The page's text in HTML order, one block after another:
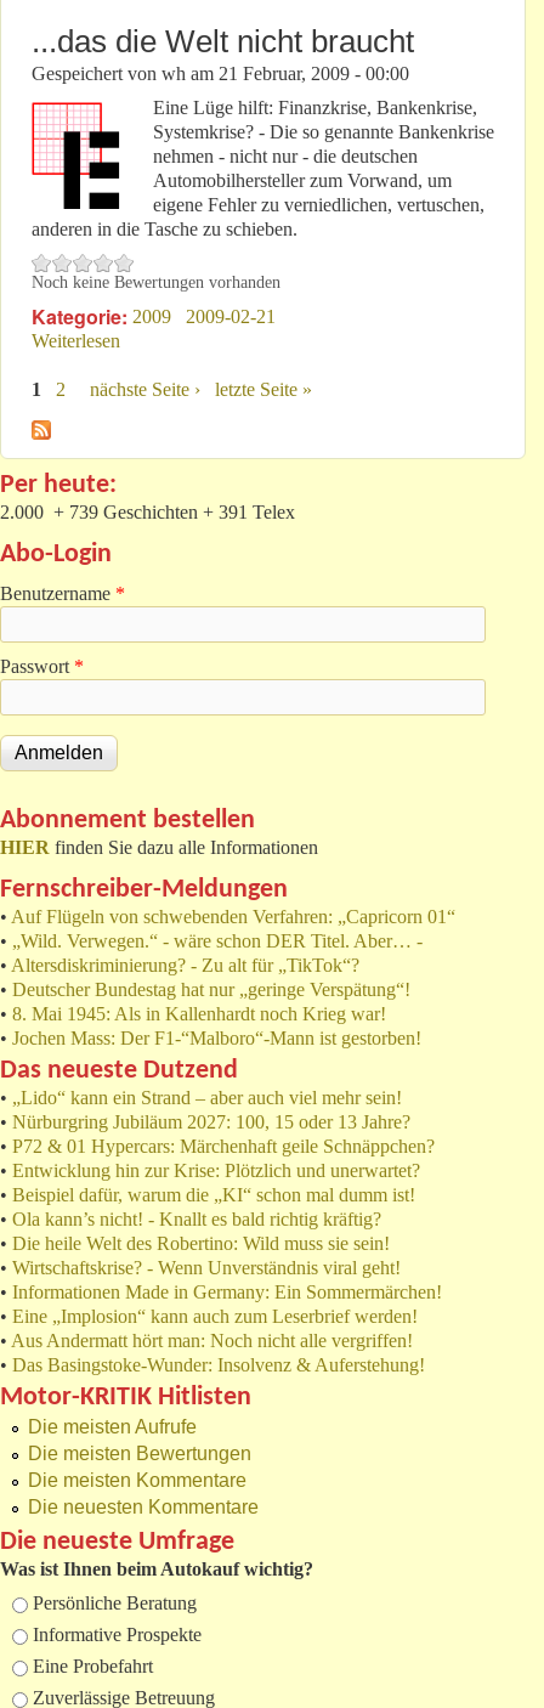
...das die Welt nicht braucht
Gespeichert von wh am 21 Februar, 2009 - 00:00
Eine Lüge hilft: Finanzkrise, Bankenkrise,
Systemkrise? - Die so genannte Bankenkrise
nehmen - nicht nur - die deutschen
Automobilhersteller zum Vorwand, um
eigene Fehler zu verniedlichen, vertuschen,
anderen in die Tasche zu schieben.
Noch keine Bewertungen vorhanden
Kategorie: 2009
2009-02-21
Weiterlesen
Seiten
1 2 nächste Seite › letzte Seite »
Per heute:
2.000 + 739 Geschichten + 391 Telex
Abo-Login
Benutzername *
Passwort *
Abonnement bestellen
HIER finden Sie dazu alle Informationen
Fernschreiber-Meldungen
• Auf Flügeln von schwebenden Verfahren: „Capricorn 01“
• „Wild. Verwegen.“ - wäre schon DER Titel. Aber… -
• Altersdiskriminierung? - Zu alt für „TikTok“?
• Deutscher Bundestag hat nur „geringe Verspätung“!
• 8. Mai 1945: Als in Kallenhardt noch Krieg war!
• Jochen Mass: Der F1-“Malboro“-Mann ist gestorben!
Das neueste Dutzend
• „Lido“ kann ein Strand – aber auch viel mehr sein!
• Nürburgring Jubiläum 2027: 100, 15 oder 13 Jahre?
• P72 & 01 Hypercars: Märchenhaft geile Schnäppchen?
• Entwicklung hin zur Krise: Plötzlich und unerwartet?
• Beispiel dafür, warum die „KI“ schon mal dumm ist!
• Ola kann’s nicht! - Knallt es bald richtig kräftig?
• Die heile Welt des Robertino: Wild muss sie sein!
• Wirtschaftskrise? - Wenn Unverständnis viral geht!
• Informationen Made in Germany: Ein Sommermärchen!
• Eine „Implosion“ kann auch zum Leserbrief werden!
• Aus Andermatt hört man: Noch nicht alle vergriffen!
• Das Basingstoke-Wunder: Insolvenz & Auferstehung!
Motor-KRITIK Hitlisten
Die meisten Aufrufe
Die meisten Bewertungen
Die meisten Kommentare
Die neuesten Kommentare
Die neueste Umfrage
Was ist Ihnen beim Autokauf wichtig?
Auswahlmöglichkeiten
Persönliche Beratung
Informative Prospekte
Eine Probefahrt
Zuverlässige Betreuung